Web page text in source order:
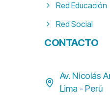
Red Educación
Red Social
CONTACTO
Av. Nicolás
Lima - Perú